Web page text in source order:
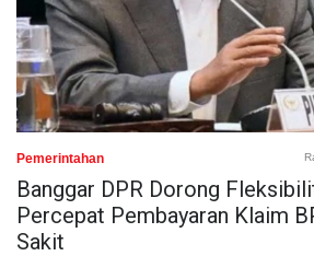
Pemerintahan
Banggar DPR Dorong
Percepat Pembayaran Klaim
Sakit